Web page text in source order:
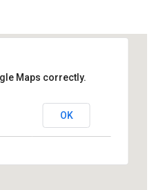
de Pierola
Maps correctly.
OK